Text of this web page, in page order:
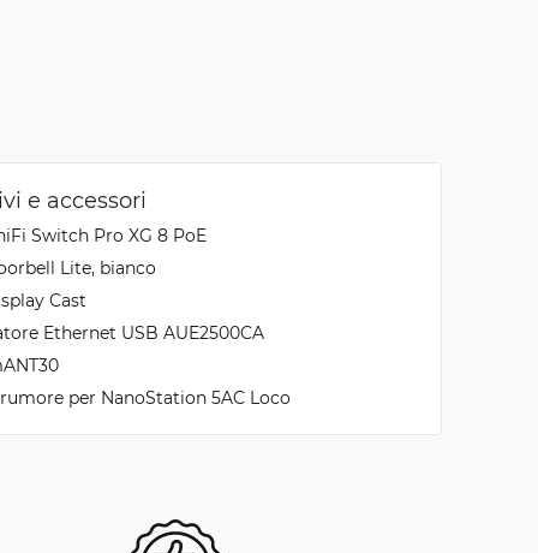
e accessori
Switch Pro XG 8 PoE
Lite, bianco
Cast
Ethernet USB AUE2500CA
per NanoStation 5AC Loco